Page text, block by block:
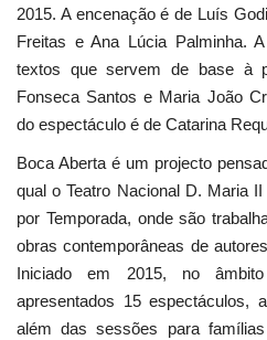
2015. A encenação é de Luís
Freitas e Ana Lúcia Palminha.
textos que servem de base à
Fonseca Santos e Maria João
do espectáculo é de Catarina
Boca Aberta é um projecto
qual o Teatro Nacional D. Maria
por Temporada, onde são
obras contemporâneas de
Iniciado em 2015, no
apresentados 15 espectáculos,
além das sessões para